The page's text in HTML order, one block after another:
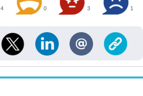
4 0 3 1